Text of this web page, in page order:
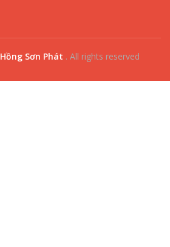
Hồng Sơn Phát . All rights reserved